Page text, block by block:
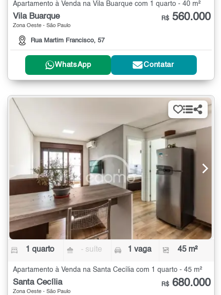
Apartamento à Venda na Vila Buarque com 1 quarto - 40 m²
Vila Buarque
Zona Oeste - São Paulo
Rua Martim Francisco, 57
R$ 560.000
WhatsApp Contatar
1 quarto - suíte 1 vaga 45 m²
Apartamento à Venda na Santa Cecília com 1 quarto - 45 m²
Santa Cecília
Zona Oeste - São Paulo
R$ 680.000